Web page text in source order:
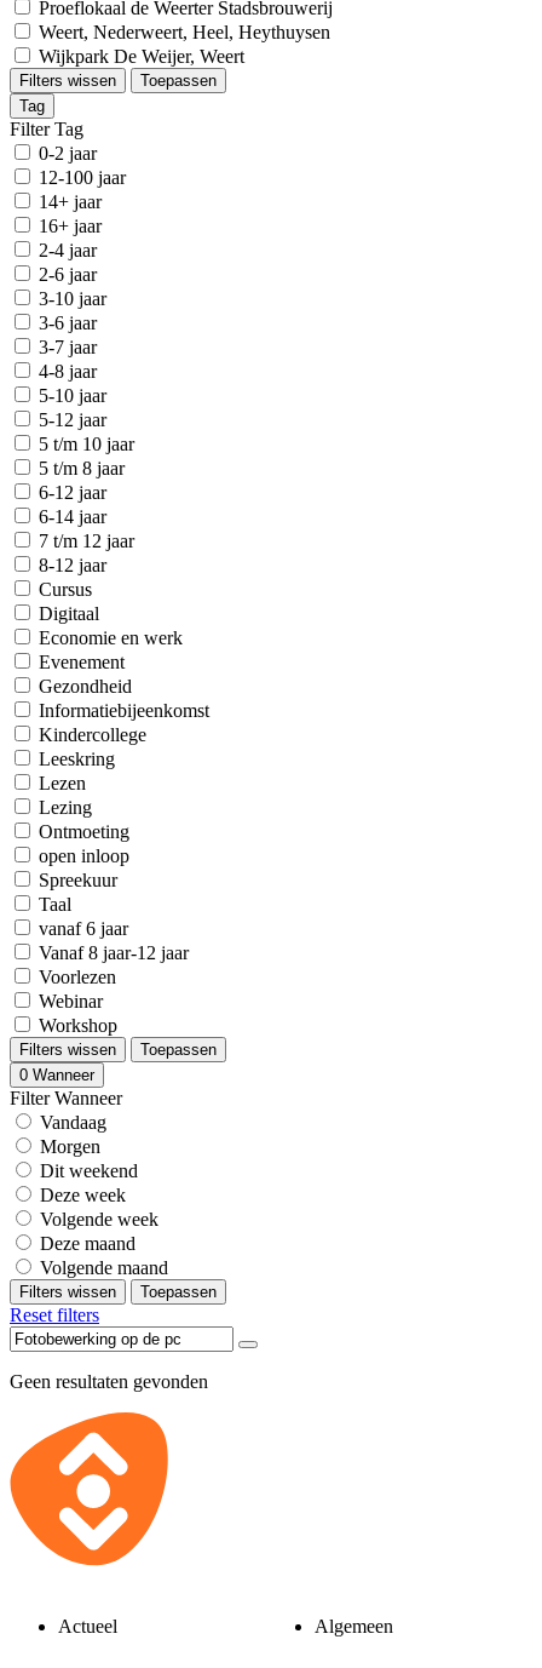
Proeflokaal de Weerter Stadsbrouwerij
Weert, Nederweert, Heel, Heythuysen
Wijkpark De Weijer, Weert
Filters wissen
Toepassen
Tag
Filter Tag
0-2 jaar
12-100 jaar
14+ jaar
16+ jaar
2-4 jaar
2-6 jaar
3-10 jaar
3-6 jaar
3-7 jaar
4-8 jaar
5-10 jaar
5-12 jaar
5 t/m 10 jaar
5 t/m 8 jaar
6-12 jaar
6-14 jaar
7 t/m 12 jaar
8-12 jaar
Cursus
Digitaal
Economie en werk
Evenement
Gezondheid
Informatiebijeenkomst
Kindercollege
Leeskring
Lezen
Lezing
Ontmoeting
open inloop
Spreekuur
Taal
vanaf 6 jaar
Vanaf 8 jaar-12 jaar
Voorlezen
Webinar
Workshop
Filters wissen
Toepassen
0 Wanneer
Filter Wanneer
Vandaag
Morgen
Dit weekend
Deze week
Volgende week
Deze maand
Volgende maand
Filters wissen Toepassen
Reset filters
Geen resultaten gevonden
Actueel Algemeen